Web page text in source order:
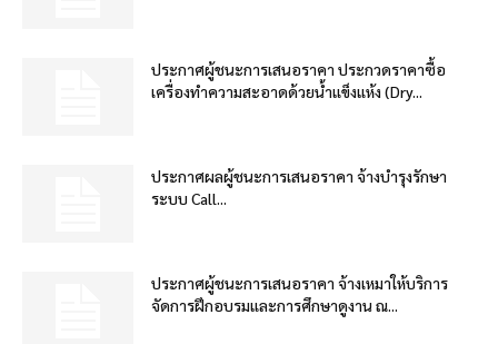
ประกาศผู้ชนะการเสนอราคา ประกวดราคาซื้อ
เครื่องทำความสะอาดด้วยน้ำแข็งแห้ง (Dry...
ประกาศผลผู้ชนะการเสนอราคา จ้างบำรุงรักษา
ระบบ Call...
ประกาศผู้ชนะการเสนอราคา จ้างเหมาให้บริการ
จัดการฝึกอบรมและการศึกษาดูงาน ณ...